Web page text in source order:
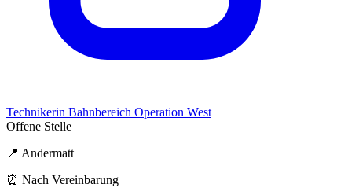
Technikerin Bahnbereich Operation West
Offene Stelle
📍 Andermatt
⏰ Nach Vereinbarung